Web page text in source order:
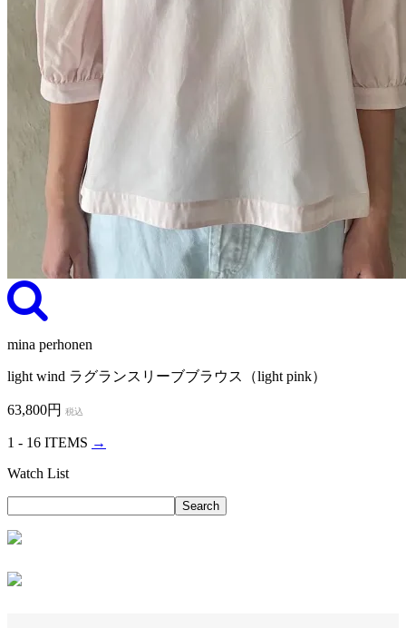
mina perhonen
light wind ラグランスリーブブラウス（light pink）
63,800円 税込
1 - 16 ITEMS →
Watch List